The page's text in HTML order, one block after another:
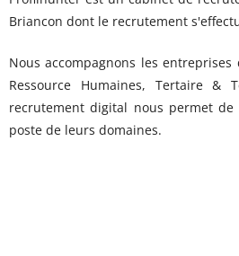
Briancon dont le recrutement
Nous accompagnons les
Ressource Humaines, Tertaire &
recrutement digital nous permet
poste de leurs domaines.